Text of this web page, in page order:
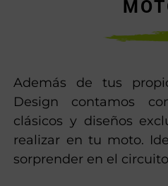
Además de tus
Design contamos
clásicos y diseños
realizar en tu moto.
sorprender en el